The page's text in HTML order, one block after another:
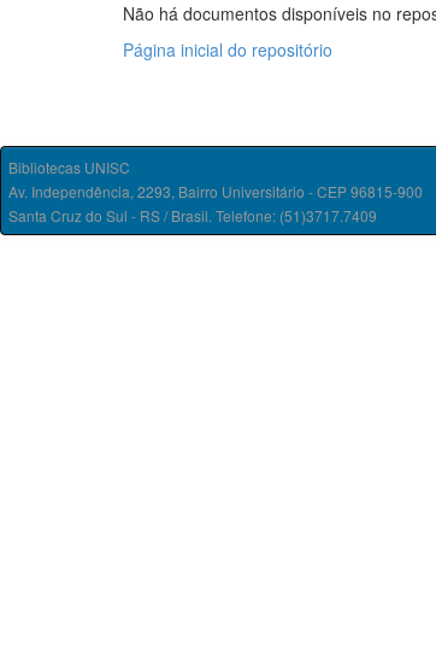
Não há documentos disponíveis no
Página inicial do repositório
Bibliotecas UNISC
Av. Independência, 2293, Bairro Universitário - CEP 96815-900
Santa Cruz do Sul - RS / Brasil. Telefone: (51)3717.7409